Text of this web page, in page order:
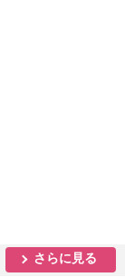
さらに見る